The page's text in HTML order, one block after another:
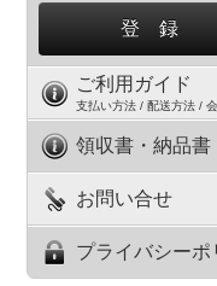
ご利用ガイド
支払い方法 / 配送方法 /
領収書・納品書
お問い合せ
プライバシーポ